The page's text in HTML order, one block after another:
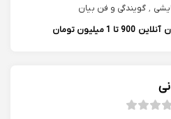
, گویندگی و فن بیان
آنلاین 900 تا 1 میلیون تومان